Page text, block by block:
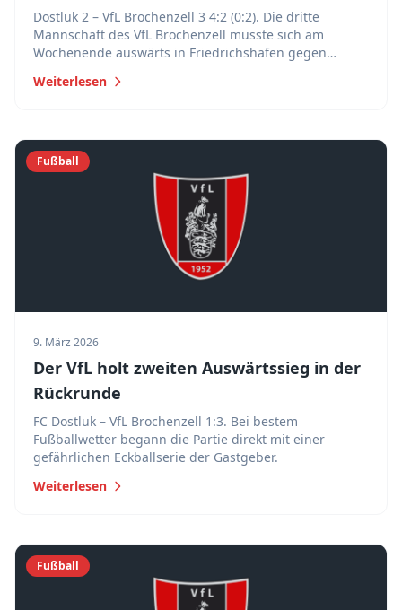
Dostluk 2 – VfL Brochenzell 3 4:2 (0:2). Die dritte
Mannschaft des VfL Brochenzell musste sich am
Wochenende auswärts in Friedrichshafen gegen
Weiterlesen
Fußball
9. März 2026
Der VfL holt zweiten Auswärtssieg in der
Rückrunde
FC Dostluk – VfL Brochenzell 1:3. Bei bestem
Fußballwetter begann die Partie direkt mit einer
gefährlichen Eckballserie der Gastgeber.
Weiterlesen
Fußball